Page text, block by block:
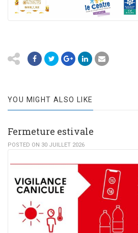
YOU MIGHT ALSO LIKE
Fermeture estivale
POSTED ON 30 JUILLET 2026